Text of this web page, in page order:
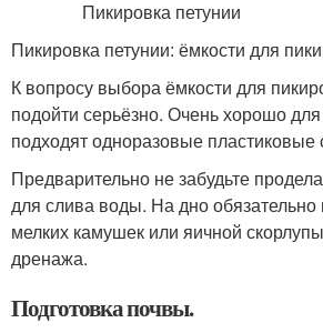
Пикировка петунии: ёмкости для
К вопросу выбора ёмкости для
подойти серьёзно. Очень хорошо для
подходят одноразовые пластиковые
Предварительно не забудьте
для слива воды. На дно обязательно
мелких камушек или яичной
дренажа.
Подготовка почвы.